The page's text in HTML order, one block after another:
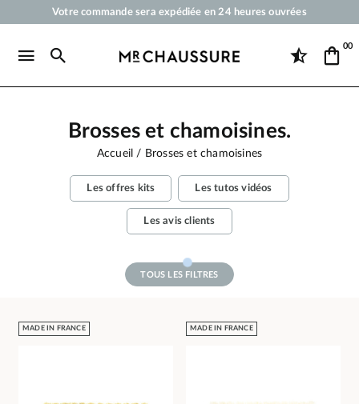
Votre commande sera expédiée en 24 heures ouvrées
Livraison offerte dès 50 €
00
Brosses et chamoisines.
Accueil Brosses et chamoisines
Les offres kits Les tutos vidéos
Les avis clients
TOUS LES FILTRES
MADE IN FRANCE MADE IN FRANCE